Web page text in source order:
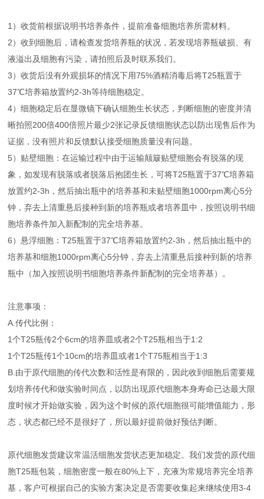
1）收货前根据说明书培养条件，提前准备细胞培养所需材料。
2）收到细胞后，请检查发货培养瓶的状况，若发现培养瓶破损、有
液溢出及细胞有污染，请拍照后及时联系我们。
3）收货后没有外观损坏的情况下用75%酒精消毒后将T25瓶置于
37℃培养箱放置约2-3h等待细胞稳定。
4）细胞稳定后在显微镜下确认细胞生长状态，判断细胞的密度并清
晰拍照200倍400倍照片最少2张记录反馈细胞状态以防出现售后作为
证据，没有照片和反馈默认接受细胞质量没有问题。
5）贴壁细胞：在运输过程中由于运输颠簸贴壁细胞会有脱落的现
象，如发现有脱落或者脱落后抱团生长，可将T25瓶置于37℃培养箱
放置约2-3h，然后抽出瓶中的培养基和未贴壁细胞1000rpm离心5分
钟，弃去上清重悬后接种到新的培养瓶或者培养皿中，按照说明书细
胞培养条件加入新配制的完全培养基。
6）悬浮细胞：T25瓶置于37℃培养箱放置约2-3h，然后抽出瓶中的
培养基和细胞1000rpm离心5分钟，弃去上清重悬后接种到新的培养
瓶中（加入按照说明书细胞培养条件新配制的完全培养基）。
注意事项：
A.传代比例：
1个T25瓶传2个6cm的培养皿或者2个T25瓶相当于1:2
1个T25瓶传1个10cm的培养皿或者1个T75瓶相当于1:3
B.由于原代细胞的传代次数和活性是有限的，因此收到细胞后需要规
划培养传代和做实验时间点，以防出现原代细胞本身寿命已达最大限
度时候才开始做实验，因为这个时候的原代细胞很可能增值能力，形
态，状态都已经不是很好了，所以最好提前做好预估判断。
原代细胞发货建议常温活细胞发货状态更加稳定。我们发货的原代细
胞T25瓶包装，细胞密度一般在80%上下，充液为常规培养完全培养
基，客户可根据自己的实验方案决定是否需要收集起来继续使用3-4